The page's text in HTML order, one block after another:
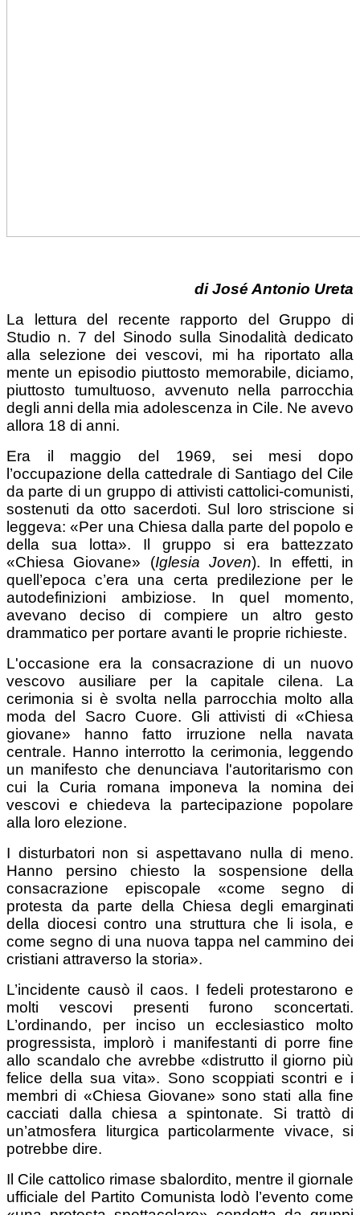
diJosé Antonio Ureta
La lettura del recente rapporto del Gruppo di
Studio n. 7 del Sinodo sulla Sinodalità dedicato
alla selezione dei vescovi, mi ha riportato alla
mente un episodio piuttosto memorabile, diciamo,
piuttosto tumultuoso, avvenuto nella parrocchia
degli anni della mia adolescenza in Cile. Ne avevo
allora 18 di anni.
Era il maggio del 1969, sei mesi dopo
l’occupazione della cattedrale di Santiago del Cile
da parte di un gruppo di attivisti cattolici-comunisti,
sostenuti da otto sacerdoti. Sul loro striscione si
leggeva: «Per una Chiesa dalla parte del popolo e
della sua lotta». Il gruppo si era battezzato
«Chiesa Giovane» (Iglesia Joven). In effetti, in
quell’epoca c’era una certa predilezione per le
autodefinizioni ambiziose. In quel momento,
avevano deciso di compiere un altro gesto
drammatico per portare avanti le proprie richieste.
L'occasione era la consacrazione di un nuovo
vescovo ausiliare per la capitale cilena. La
cerimonia si è svolta nella parrocchia molto alla
moda del Sacro Cuore. Gli attivisti di «Chiesa
giovane» hanno fatto irruzione nella navata
centrale. Hanno interrotto la cerimonia, leggendo
un manifesto che denunciava l'autoritarismo con
cui la Curia romana imponeva la nomina dei
vescovi e chiedeva la partecipazione popolare
alla loro elezione.
I disturbatori non si aspettavano nulla di meno.
Hanno persino chiesto la sospensione della
consacrazione episcopale «come segno di
protesta da parte della Chiesa degli emarginati
della diocesi contro una struttura che li isola, e
come segno di una nuova tappa nel cammino dei
cristiani attraverso la storia».
L’incidente causò il caos. I fedeli protestarono e
molti vescovi presenti furono sconcertati.
L’ordinando, per inciso un ecclesiastico molto
progressista, implorò i manifestanti di porre fine
allo scandalo che avrebbe «distrutto il giorno più
felice della sua vita». Sono scoppiati scontri e i
membri di «Chiesa Giovane» sono stati alla fine
cacciati dalla chiesa a spintonate. Si trattò di
un’atmosfera liturgica particolarmente vivace, si
potrebbe dire.
Il Cile cattolico rimase sbalordito, mentre il giornale
ufficiale del Partito Comunista lodò l’evento come